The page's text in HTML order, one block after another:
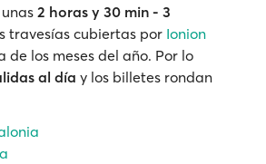
2 horas y 30 min - 3
travesías cubiertas por Ionion
de los meses del año. Por lo
al día y los billetes rondan